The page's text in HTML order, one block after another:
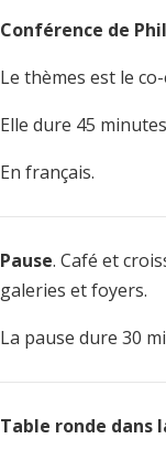
Conférence de
Le thèmes est le
Elle dure 45
En français.
Pause. Café et
galeries et foyers.
La pause dure 30
Table ronde dans